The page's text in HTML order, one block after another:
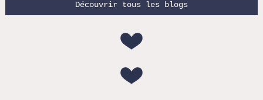
Découvrir tous les blogs